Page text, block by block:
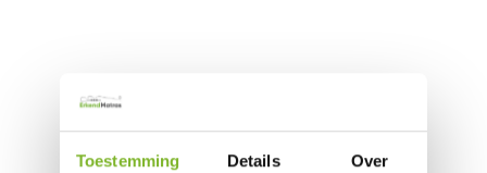
Toestemming Details Over